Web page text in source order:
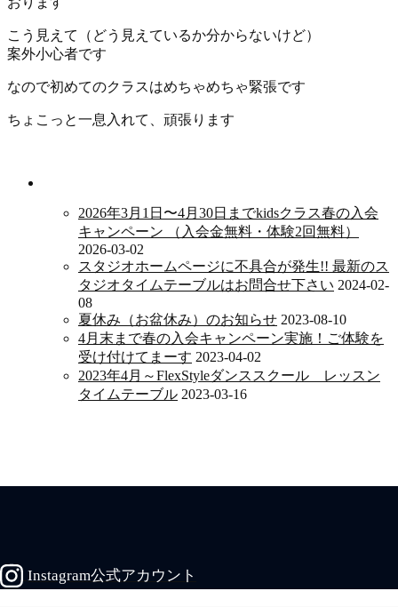
こう見えて（どう見えているか分からないけど）
案外小心者です
なので初めてのクラスはめちゃめちゃ緊張です
ちょこっと一息入れて、頑張ります
2026年3月1日〜4月30日までkidsクラス春の入会
キャンペーン （入会金無料・体験2回無料）
2026-03-02
スタジオホームページに不具合が発生!! 最新のス
タジオタイムテーブルはお問合せ下さい 2024-02-
08
夏休み（お盆休み）のお知らせ 2023-08-10
4月末まで春の入会キャンペーン実施！ご体験を
受け付けてまーす 2023-04-02
2023年4月～FlexStyleダンススクール レッスン
タイムテーブル 2023-03-16
Instagram公式アカウント